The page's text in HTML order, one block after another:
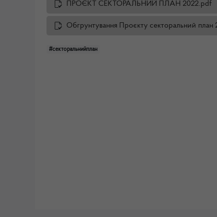
ПРОЄКТ СЕКТОРАЛЬНИЙ ПЛАН 2022.pdf
Обгрунтування Проєкту секторальний план
#секторальнийплан